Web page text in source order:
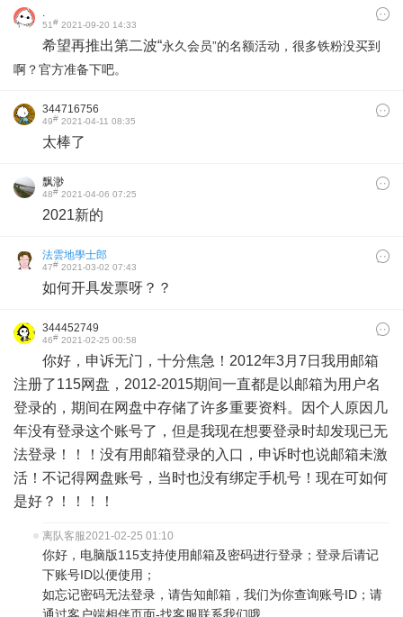
51# 2021-09-20 14:33
希望再推出第二波“永久会员”的名额活动，很多铁粉没买到
啊？官方准备下吧。
344716756
49# 2021-04-11 08:35
太棒了
飘渺
48# 2021-04-06 07:25
2021新的
法雲地學士郎
47# 2021-03-02 07:43
如何开具发票呀？？
344452749
46# 2021-02-25 00:58
你好，申诉无门，十分焦急！2012年3月7日我用邮箱
注册了115网盘，2012-2015期间一直都是以邮箱为用户名
登录的，期间在网盘中存储了许多重要资料。因个人原因几
年没有登录这个账号了，但是我现在想要登录时却发现已无
法登录！！！没有用邮箱登录的入口，申诉时也说邮箱未激
活！不记得网盘账号，当时也没有绑定手机号！现在可如何
是好？！！！！
离队客服2021-02-25 01:10
你好，电脑版115支持使用邮箱及密码进行登录；登录后请记
下账号ID以便使用；
如忘记密码无法登录，请告知邮箱，我们为你查询账号ID；请
通过客户端相伴页面-找客服联系我们哦。